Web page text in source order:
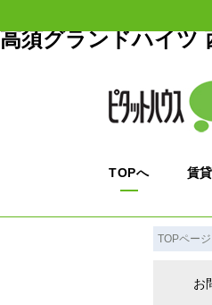
高須グランドハイツ
TOPへ 賃
TOPページ
お